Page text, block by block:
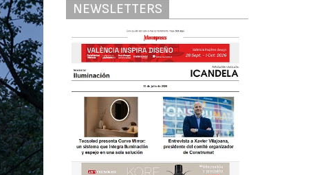
NEWSLETTERS